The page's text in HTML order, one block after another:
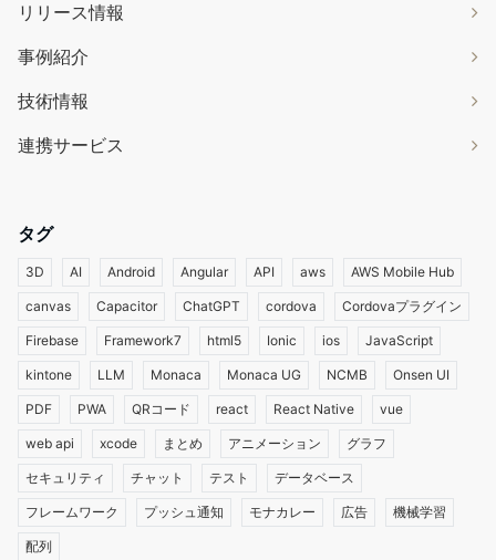
リリース情報
事例紹介
技術情報
連携サービス
タグ
3D AI Android Angular API aws AWS Mobile Hub
canvas Capacitor ChatGPT cordova Cordovaプラグイン
Firebase Framework7 html5 Ionic ios JavaScript
kintone LLM Monaca Monaca UG NCMB Onsen UI
PDF PWA QRコード react React Native vue
web api xcode まとめ アニメーション グラフ
セキュリティ チャット テスト データベース
フレームワーク プッシュ通知 モナカレー 広告 機械学習
配列